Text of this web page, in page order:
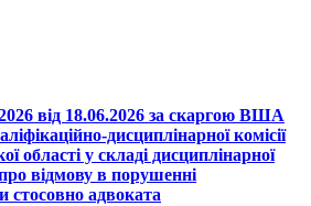
від 18.06.2026 за скаргою ВША
дисциплінарної комісії
області у складі дисциплінарної
відмову в порушенні
стосовно адвоката